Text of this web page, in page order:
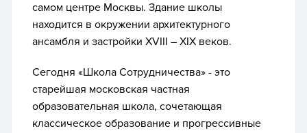
самом центре Москвы. Здание школы
находится в окружении архитектурного
ансамбля и застройки XVIII – XIX веков.
Сегодня «Школа Сотрудничества» - это
старейшая московская частная
образовательная школа, сочетающая
классическое образование и прогрессивные